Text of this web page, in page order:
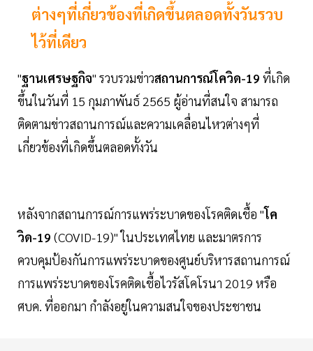
ต่างๆที่เกี่ยวข้องที่เกิดขึ้นตลอดทั้งวันรวบ
ไว้ที่เดียว
"ฐานเศรษฐกิจ" รวบรวมข่าวสถานการณ์โควิด-19 ที่เกิด
ขึ้นในวันที่ 15 กุมภาพันธ์ 2565 ผู้อ่านที่สนใจ สามารถ
ติดตามข่าวสถานการณ์และความเคลื่อนไหวต่างๆที่
เกี่ยวข้องที่เกิดขึ้นตลอดทั้งวัน
หลังจากสถานการณ์การแพร่ระบาดของโรคติดเชื้อ "โค
วิด-19 (COVID-19)" ในประเทศไทย และมาตรการ
ควบคุมป้องกันการแพร่ระบาดของศูนย์บริหารสถานการณ์
การแพร่ระบาดของโรคติดเชื้อไวรัสโคโรนา 2019 หรือ
ศบค. ที่ออกมา กำลังอยู่ในความสนใจของประชาชน